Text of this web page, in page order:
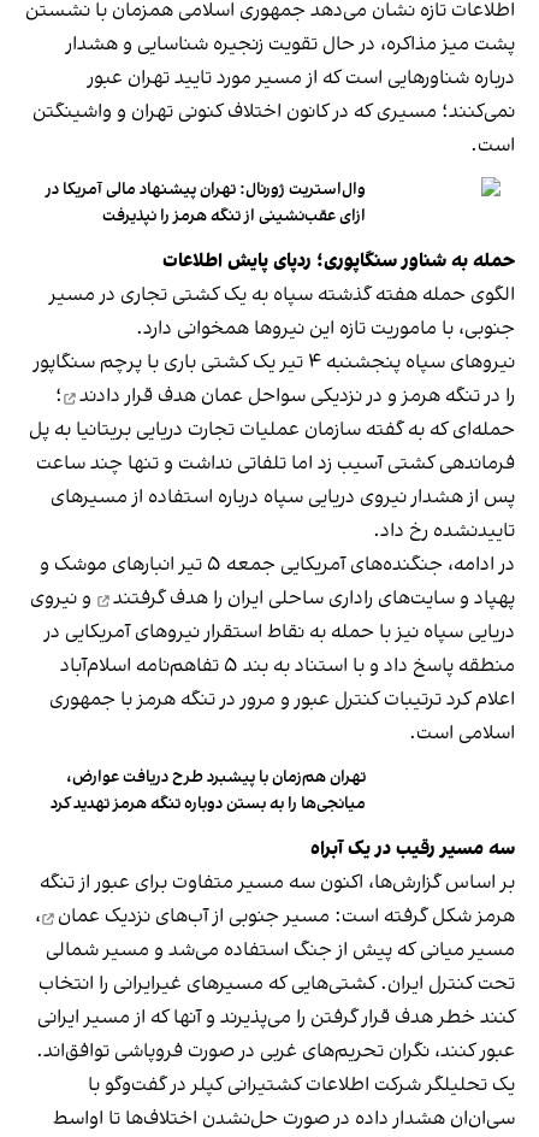
اطلاعات تازه نشان می‌دهد جمهوری اسلامی همزمان با نشستن
پشت میز مذاکره، در حال تقویت زنجیره شناسایی و هشدار
درباره شناورهایی است که از مسیر مورد تایید تهران عبور
نمی‌کنند؛ مسیری که در کانون اختلاف کنونی تهران و واشینگتن
است.
وال‌استریت ژورنال: تهران پیشنهاد مالی آمریکا در
ازای عقب‌نشینی از تنگه هرمز را نپذیرفت
حمله به شناور سنگاپوری؛ ردپای پایش اطلاعات
الگوی حمله هفته گذشته سپاه به یک کشتی تجاری در مسیر
جنوبی، با ماموریت تازه این نیروها همخوانی دارد.
نیروهای سپاه پنجشنبه ۴ تیر یک کشتی باری با پرچم سنگاپور
را در تنگه هرمز و در نزدیکی سواحل عمان هدف قرار دادند
؛
حمله‌ای که به گفته سازمان عملیات تجارت دریایی بریتانیا به پل
فرماندهی کشتی آسیب زد اما تلفاتی نداشت و تنها چند ساعت
پس از هشدار نیروی دریایی سپاه درباره استفاده از مسیرهای
تاییدنشده رخ داد.
در ادامه، جنگنده‌های آمریکایی جمعه ۵ تیر انبارهای موشک و
پهپاد و سایت‌های راداری ساحلی ایران را هدف گرفتند
و نیروی
دریایی سپاه نیز با حمله به نقاط استقرار نیروهای آمریکایی در
منطقه پاسخ داد و با استناد به بند ۵ تفاهم‌نامه اسلام‌آباد
اعلام کرد ترتیبات کنترل عبور و مرور در تنگه هرمز با جمهوری
اسلامی است.
تهران هم‌زمان با پیشبرد طرح دریافت عوارض،
میانجی‌ها را به بستن دوباره تنگه هرمز تهدید کرد
سه مسیر رقیب در یک آبراه
بر اساس گزارش‌ها، اکنون سه مسیر متفاوت برای عبور از تنگه
هرمز شکل گرفته است: مسیر جنوبی ازآب‌های نزدیک عمان
،
مسیر میانی که پیش از جنگ استفاده می‌شد و مسیر شمالی
تحت کنترل ایران. کشتی‌هایی که مسیرهای غیرایرانی را انتخاب
کنند خطر هدف قرار گرفتن را می‌پذیرند و آنها که از مسیر ایرانی
عبور کنند، نگران تحریم‌های غربی در صورت فروپاشی توافق‌اند.
یک تحلیلگر شرکت اطلاعات کشتیرانی کپلر در گفت‌و‌گو با
سی‌ان‌ان هشدار داده در صورت حل‌نشدن اختلاف‌ها تا اواسط